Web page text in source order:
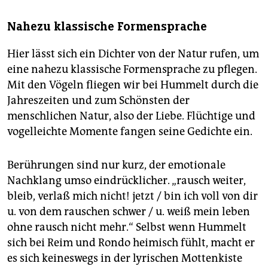
Nahezu klassische Formensprache
Hier lässt sich ein Dichter von der Natur rufen, um
eine nahezu klassische Formensprache zu pflegen.
Mit den Vögeln fliegen wir bei Hummelt durch die
Jahreszeiten und zum Schönsten der
menschlichen Natur, also der Liebe. Flüchtige und
vogelleichte Momente fangen seine Gedichte ein.
Berührungen sind nur kurz, der emotionale
Nachklang umso eindrücklicher. „rausch weiter,
bleib, verlaß mich nicht! jetzt / bin ich voll von dir
u. von dem rauschen schwer / u. weiß mein leben
ohne rausch nicht mehr.“ Selbst wenn Hummelt
sich bei Reim und Rondo heimisch fühlt, macht er
es sich keineswegs in der lyrischen Mottenkiste